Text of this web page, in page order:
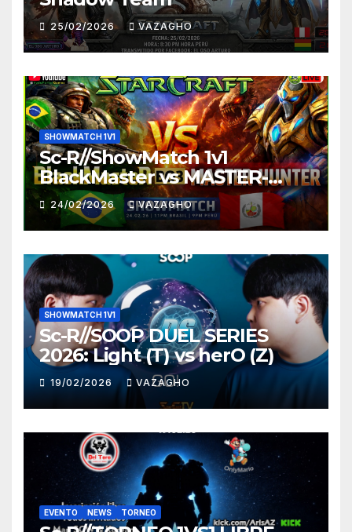
25/02/2026 VAZAGHO
SHOWMATCH 1V1
Sc-R//ShowMatch 1v1
BlackMaster vs MASTER-
HUNTER
24/02/2026 VAZAGHO
SHOWMATCH 1V1
Sc-R//SOOP DUEL SERIES
2026: Light (T) vs herO (Z)
19/02/2026 VAZAGHO
EVENTO NEWS TORNEO